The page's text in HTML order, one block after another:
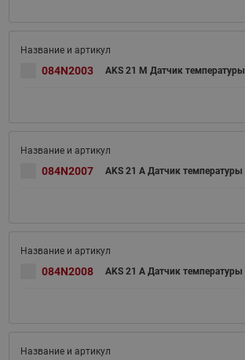
084N2003 AKS 21 M Датчик температуры
084N2007 AKS 21 A Датчик температуры
084N2008 AKS 21 A Датчик температуры